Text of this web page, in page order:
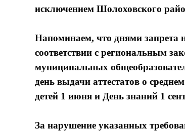
исключением Шолоховского
Напоминаем, что днями запрета
соответствии с региональным
муниципальных
день выдачи аттестатов о
детей 1 июня и День знаний 1
За нарушение указанных